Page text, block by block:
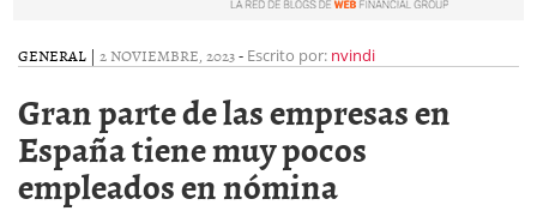
GENERAL | 2 NOVIEMBRE, 2023- Escrito por: nvindi
Gran parte de las empresas en
España tiene muy pocos
empleados en nómina